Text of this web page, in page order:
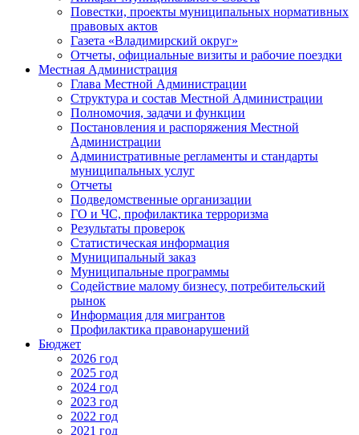
Повестки, проекты муниципальных нормативных
правовых актов
Газета «Владимирский округ»
Отчеты, официальные визиты и рабочие поездки
Местная Администрация
Глава Местной Администрации
Структура и состав Местной Администрации
Полномочия, задачи и функции
Постановления и распоряжения Местной
Администрации
Административные регламенты и стандарты
муниципальных услуг
Отчеты
Подведомственные организации
ГО и ЧС, профилактика терроризма
Результаты проверок
Статистическая информация
Муниципальный заказ
Муниципальные программы
Содействие малому бизнесу, потребительский
рынок
Информация для мигрантов
Профилактика правонарушений
Бюджет
2026 год
2025 год
2024 год
2023 год
2022 год
2021 год